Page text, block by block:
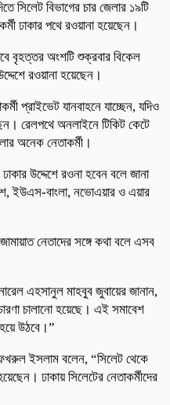
সিলেট বিভাগের চার জেলার ১৯টি
ঢাকার পথে রওয়ানা হয়েছেন।
বৃহত্তর অংশটি শুক্রবার বিকেল
রওয়ানা হয়েছেন।
প্রাইভেট যানবাহনে যাচ্ছেন, যদিও
রেলপথে অনলাইনে টিকিট কেটে
অনেক নেতাকর্মী।
উদ্দেশে রওনা হবেন বলে জানা
ইউএস-বাংলা, নভোএয়ার ও এয়ার
নেতাদের সঙ্গে কথা বলে এসব
এহসানুল মাহবুব জুবায়ের জানান,
চালানো হয়েছে। এই সমাবেশ
হয়ে উঠবে।”
ফখরুল ইসলাম বলেন, “সিলেট থেকে
ঢাকায় সিলেটের নেতাকর্মীদের